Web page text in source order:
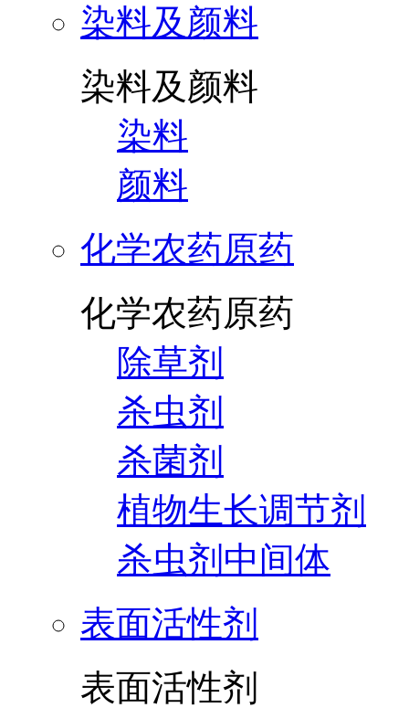
染料及颜料
染料及颜料
染料
颜料
化学农药原药
化学农药原药
除草剂
杀虫剂
杀菌剂
植物生长调节剂
杀虫剂中间体
表面活性剂
表面活性剂